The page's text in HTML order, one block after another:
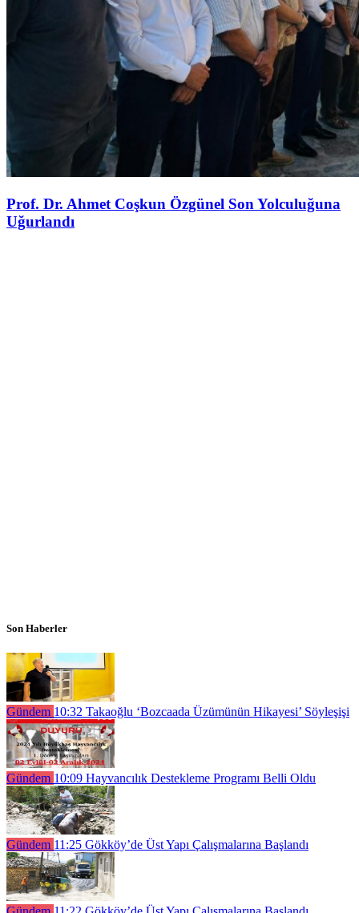
Prof. Dr. Ahmet Coşkun Özgünel Son Yolculuğuna
Uğurlandı
Son Haberler
Gündem 10:32 Takaoğlu ‘Bozcaada Üzümünün Hikayesi’ Söyleşişi
Gündem 10:09 Hayvancılık Destekleme Programı Belli Oldu
Gündem 11:25 Gökköy’de Üst Yapı Çalışmalarına Başlandı